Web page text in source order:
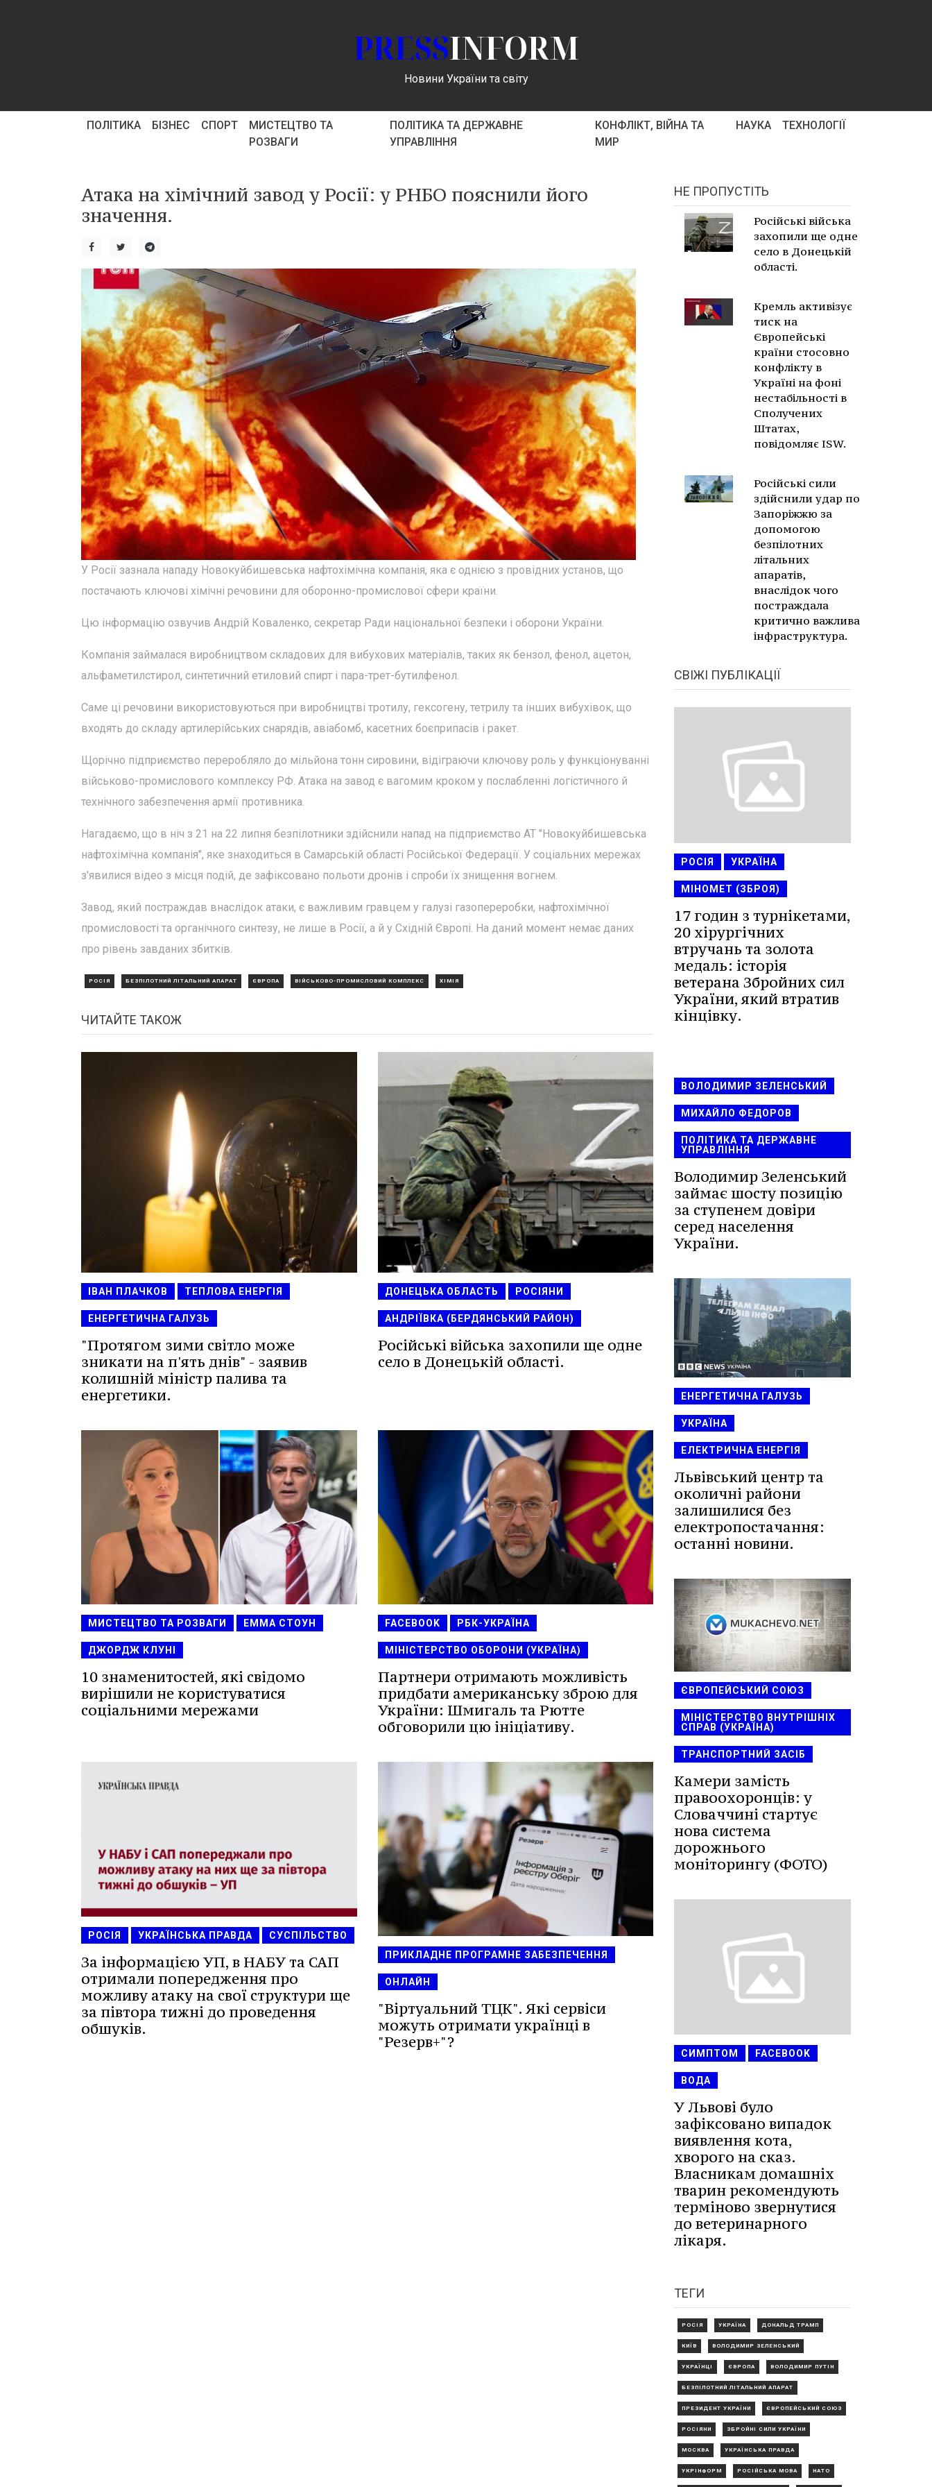
PRESSINFORM
Новини України та світу
ПОЛІТИКА БІЗНЕС СПОРТ
МИСТЕЦТВО ТА
РОЗВАГИ
ПОЛІТИКА ТА ДЕРЖАВНЕ
УПРАВЛІННЯ
КОНФЛІКТ, ВІЙНА ТА
МИР
НАУКА ТЕХНОЛОГІЇ
Атака на хімічний завод у Росії: у РНБО пояснили його
значення.
У Росії зазнала нападу Новокуйбишевська нафтохімічна компанія, яка є однією з провідних установ, що
постачають ключові хімічні речовини для оборонно-промислової сфери країни.
Цю інформацію озвучив Андрій Коваленко, секретар Ради національної безпеки і оборони України.
Компанія займалася виробництвом складових для вибухових матеріалів, таких як бензол, фенол, ацетон,
альфаметилстирол, синтетичний етиловий спирт і пара-трет-бутилфенол.
Саме ці речовини використовуються при виробництві тротилу, гексогену, тетрилу та інших вибухівок, що
входять до складу артилерійських снарядів, авіабомб, касетних боєприпасів і ракет.
Щорічно підприємство переробляло до мільйона тонн сировини, відіграючи ключову роль у функціонуванні
військово-промислового комплексу РФ. Атака на завод є вагомим кроком у послабленні логістичного й
технічного забезпечення армії противника.
Нагадаємо, що в ніч з 21 на 22 липня безпілотники здійснили напад на підприємство АТ "Новокуйбишевська
нафтохімічна компанія", яке знаходиться в Самарській області Російської Федерації. У соціальних мережах
з'явилися відео з місця подій, де зафіксовано польоти дронів і спроби їх знищення вогнем.
Завод, який постраждав внаслідок атаки, є важливим гравцем у галузі газопереробки, нафтохімічної
промисловості та органічного синтезу, не лише в Росії, а й у Східній Європі. На даний момент немає даних
про рівень завданих збитків.
РОСІЯ БЕЗПІЛОТНИЙ ЛІТАЛЬНИЙ АПАРАТ ЄВРОПА ВІЙСЬКОВО-ПРОМИСЛОВИЙ КОМПЛЕКС ХІМІЯ
ЧИТАЙТЕ ТАКОЖ
ІВАН ПЛАЧКОВ ТЕПЛОВА ЕНЕРГІЯ
ЕНЕРГЕТИЧНА ГАЛУЗЬ
"Протягом зими світло може
зникати на п'ять днів" - заявив
колишній міністр палива та
енергетики.
ДОНЕЦЬКА ОБЛАСТЬ РОСІЯНИ
АНДРІЇВКА (БЕРДЯНСЬКИЙ РАЙОН)
Російські війська захопили ще одне
село в Донецькій області.
МИСТЕЦТВО ТА РОЗВАГИ ЕММА СТОУН
ДЖОРДЖ КЛУНІ
10 знаменитостей, які свідомо
вирішили не користуватися
соціальними мережами
FACEBOOK РБК-УКРАЇНА
МІНІСТЕРСТВО ОБОРОНИ (УКРАЇНА)
Партнери отримають можливість
придбати американську зброю для
України: Шмигаль та Рютте
обговорили цю ініціативу.
РОСІЯ УКРАЇНСЬКА ПРАВДА СУСПІЛЬСТВО
За інформацією УП, в НАБУ та САП
отримали попередження про
можливу атаку на свої структури ще
за півтора тижні до проведення
обшуків.
ПРИКЛАДНЕ ПРОГРАМНЕ ЗАБЕЗПЕЧЕННЯ
ОНЛАЙН
"Віртуальний ТЦК". Які сервіси
можуть отримати українці в
"Резерв+"?
НЕ ПРОПУСТІТЬ
Російські війська
захопили ще одне
село в Донецькій
області.
Кремль активізує
тиск на
Європейські
країни стосовно
конфлікту в
Україні на фоні
нестабільності в
Сполучених
Штатах,
повідомляє ISW.
Російські сили
здійснили удар по
Запоріжжю за
допомогою
безпілотних
літальних
апаратів,
внаслідок чого
постраждала
критично важлива
інфраструктура.
СВІЖІ ПУБЛІКАЦІЇ
РОСІЯ УКРАЇНА
МІНОМЕТ (ЗБРОЯ)
17 годин з турнікетами,
20 хірургічних
втручань та золота
медаль: історія
ветерана Збройних сил
України, який втратив
кінцівку.
ВОЛОДИМИР ЗЕЛЕНСЬКИЙ
МИХАЙЛО ФЕДОРОВ
ПОЛІТИКА ТА ДЕРЖАВНЕ
УПРАВЛІННЯ
Володимир Зеленський
займає шосту позицію
за ступенем довіри
серед населення
України.
ЕНЕРГЕТИЧНА ГАЛУЗЬ
УКРАЇНА
ЕЛЕКТРИЧНА ЕНЕРГІЯ
Львівський центр та
околичні райони
залишилися без
електропостачання:
останні новини.
ЄВРОПЕЙСЬКИЙ СОЮЗ
МІНІСТЕРСТВО ВНУТРІШНІХ
СПРАВ (УКРАЇНА)
ТРАНСПОРТНИЙ ЗАСІБ
Камери замість
правоохоронців: у
Словаччині стартує
нова система
дорожнього
моніторингу (ФОТО)
СИМПТОМ FACEBOOK
ВОДА
У Львові було
зафіксовано випадок
виявлення кота,
хворого на сказ.
Власникам домашніх
тварин рекомендують
терміново звернутися
до ветеринарного
лікаря.
ТЕГИ
РОСІЯ УКРАЇНА ДОНАЛЬД ТРАМП
КИЇВ ВОЛОДИМИР ЗЕЛЕНСЬКИЙ
УКРАЇНЦІ ЄВРОПА ВОЛОДИМИР ПУТІН
БЕЗПІЛОТНИЙ ЛІТАЛЬНИЙ АПАРАТ
ПРЕЗИДЕНТ УКРАЇНИ ЄВРОПЕЙСЬКИЙ СОЮЗ
РОСІЯНИ ЗБРОЙНІ СИЛИ УКРАЇНИ
МОСКВА УКРАЇНСЬКА ПРАВДА
УКРІНФОРМ РОСІЙСЬКА МОВА НАТО